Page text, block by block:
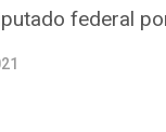
federal